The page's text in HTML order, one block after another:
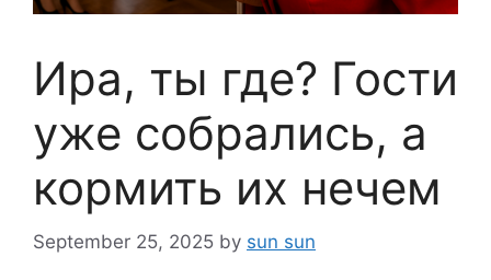
Ира, ты где? Гости
уже собрались, а
кормить их нечем
September 25, 2025 by sun sun